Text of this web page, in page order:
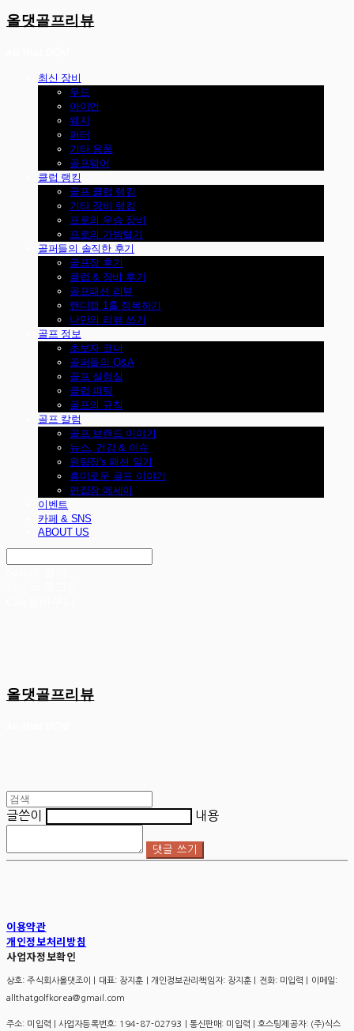
올댓골프리뷰
최신 장비
우드
아이언
웨지
퍼터
기타 용품
골프웨어
클럽 랭킹
골프 클럽 랭킹
기타 장비 랭킹
프로의 우승 장비
프로의 가방털기
골퍼들의 솔직한 후기
골프장 후기
클럽 & 장비 후기
골프패션 리뷰
핸디캡 1홀 정복하기
나만의 리뷰 쓰기
골프 정보
초보자 코너
골퍼들의 Q&A
골프 실험실
클럽 피팅
골프의 규칙
골프 칼럼
골프 브랜드 이야기
뉴스, 건강 & 이슈
원팀장's 패션 일기
흥미로운 골프 이야기
편집장 에세이
이벤트
카페 & SNS
ABOUT US
올댓골프리뷰
글쓴이 내용
댓글 쓰기
이용약관
개인정보처리방침
사업자정보확인
상호: 주식회사올댓조이 | 대표: 장지훈 | 개인정보관리책임자: 장지훈 | 전화: 미입력 | 이메일:
allthatgolfkorea@gmail.com
주소: 미입력 | 사업자등록번호: 194-87-02793 | 통신판매: 미입력 | 호스팅제공자: (주)식스